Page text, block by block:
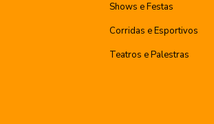
Shows e Festas
Corridas e Esportivos
Teatros e Palestras